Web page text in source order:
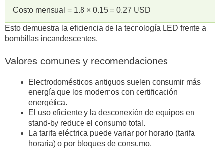
Costo mensual = 1.8 × 0.15 = 0.27 USD
Esto demuestra la eficiencia de la tecnología LED frente a
bombillas incandescentes.
Valores comunes y recomendaciones
Electrodomésticos antiguos suelen consumir más
energía que los modernos con certificación
energética.
El uso eficiente y la desconexión de equipos en
stand-by reduce el consumo total.
La tarifa eléctrica puede variar por horario (tarifa
horaria) o por bloques de consumo.